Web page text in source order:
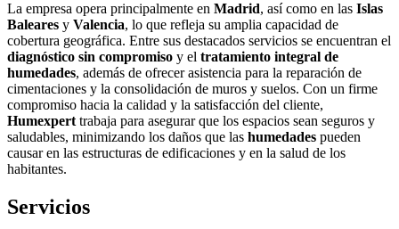
La empresa opera principalmente en Madrid, así como en las Islas
Baleares y Valencia, lo que refleja su amplia capacidad de
cobertura geográfica. Entre sus destacados servicios se encuentran el
diagnóstico sin compromiso y el tratamiento integral de
humedades, además de ofrecer asistencia para la reparación de
cimentaciones y la consolidación de muros y suelos. Con un firme
compromiso hacia la calidad y la satisfacción del cliente,
Humexpert trabaja para asegurar que los espacios sean seguros y
saludables, minimizando los daños que las humedades pueden
causar en las estructuras de edificaciones y en la salud de los
habitantes.
Servicios